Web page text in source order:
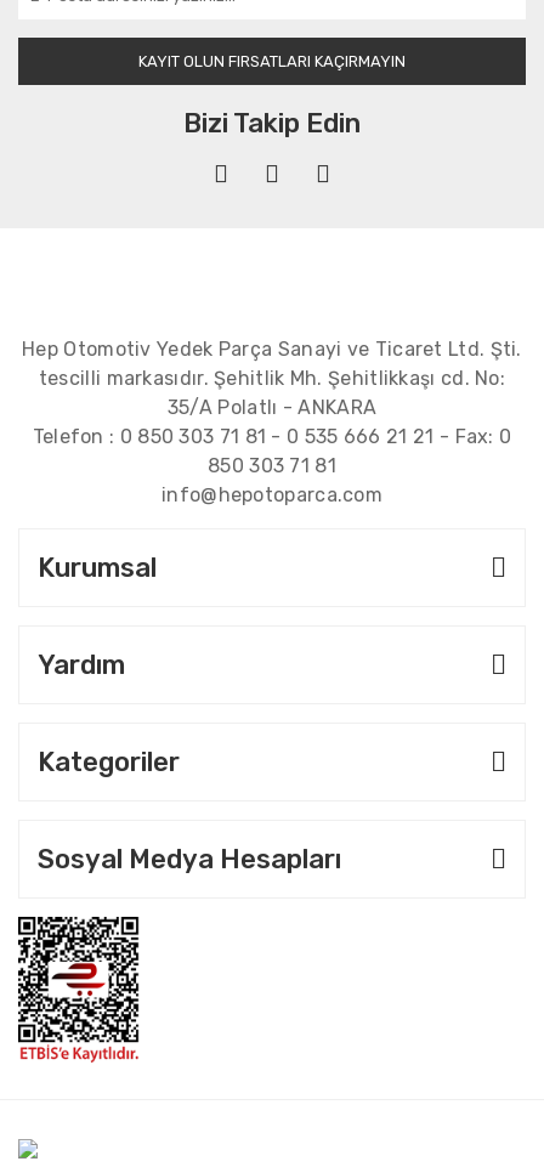
KAYIT OLUN FIRSATLARI KAÇIRMAYIN
Bizi Takip Edin
Hep Otomotiv Yedek Parça Sanayi ve Ticaret Ltd. Şti.
tescilli markasıdır. Şehitlik Mh. Şehitlikkaşı cd. No:
35/A Polatlı - ANKARA
Telefon : 0 850 303 71 81 - 0 535 666 21 21 - Fax: 0
850 303 71 81
info@hepotoparca.com
Kurumsal
Yardım
Kategoriler
Sosyal Medya Hesapları